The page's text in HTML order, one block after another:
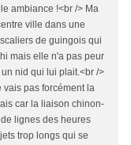
ambiance !<br /> Ma
ville dans une
de guingois qui
mais elle n'a pas peur
nid qui lui plait.<br />
vais pas forcément la
car la liaison chinon-
lignes des heures
trop longs qui se